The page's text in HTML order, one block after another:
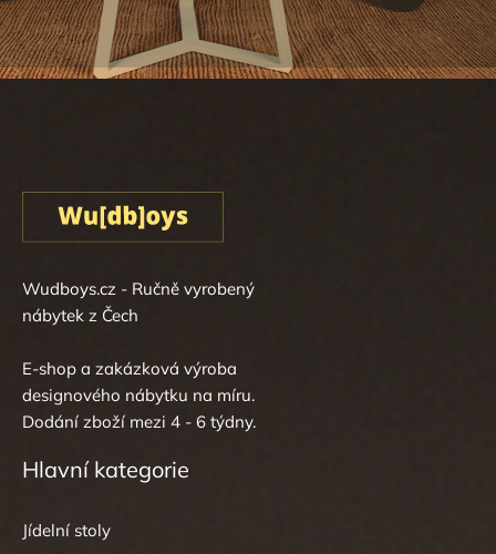
Wudboys.cz - Ručně vyrobený
nábytek z Čech
E-shop a zakázková výroba
designového nábytku na míru.
Dodání zboží mezi 4 - 6 týdny.
Hlavní kategorie
Jídelní stoly